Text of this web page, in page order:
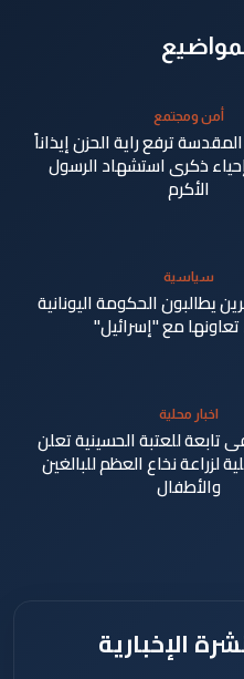
أمن ومجتمع
ترفع راية الحزن إيذاناً
ذكرى استشهاد الرسول
الأكرم
سياسية
يطالبون الحكومة اليونانية
تعاونها مع "إسرائيل"
اخبار محلية
تابعة للعتبة الحسينية تعلن
عملية لزراعة نخاع العظم للبالغين
والأطفال
الإخبارية